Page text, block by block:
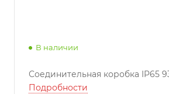
В наличии
Соединительная коробка IP65
Подробности